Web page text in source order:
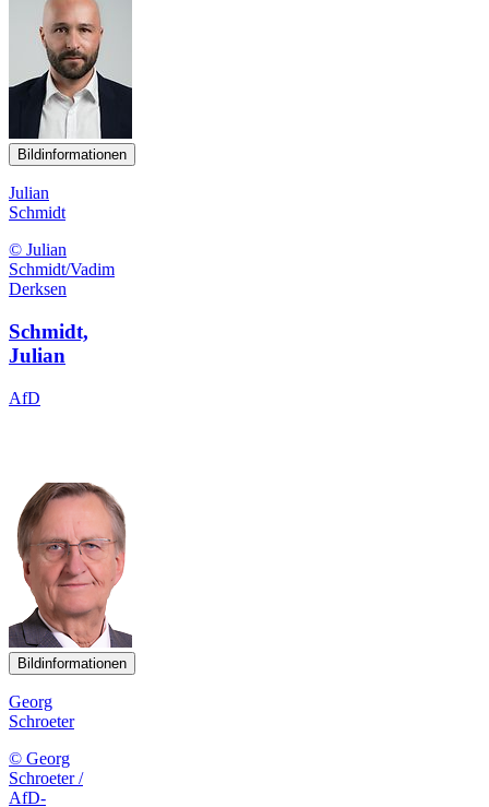
Bildinformationen
Julian
Schmidt
© Julian
Schmidt/Vadim
Derksen
Schmidt,
Julian
AfD
Bildinformationen
Georg
Schroeter
© Georg
Schroeter /
AfD-